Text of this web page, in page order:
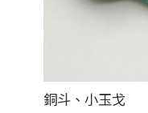
銅斗、小玉戈